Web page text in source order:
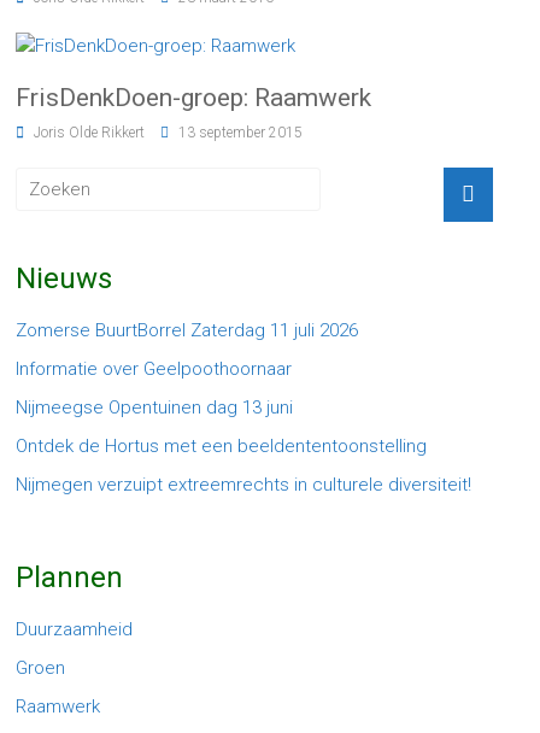
FrisDenkDoen-groep: Raamwerk
Joris Olde Rikkert 13 september 2015
Nieuws
Zomerse BuurtBorrel Zaterdag 11 juli 2026
Informatie over Geelpoothoornaar
Nijmeegse Opentuinen dag 13 juni
Ontdek de Hortus met een beeldententoonstelling
Nijmegen verzuipt extreemrechts in culturele diversiteit!
Plannen
Duurzaamheid
Groen
Raamwerk